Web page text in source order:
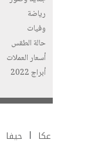
رياضة
وفيات
حالة الطقس
أسعار العملات
أبراج 2022
عكا
حيفا